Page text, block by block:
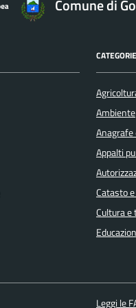
Comune di
Ambiente
Appalti
Catasto
Cultura e
Leggi le